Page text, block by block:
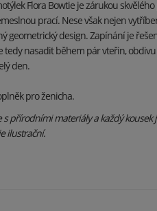
Flora Bowtie je zárukou
prací. Nese však nejen
geometrický design. Zapínání je
tedy nasadit během pár vteřin,
den.
pro ženicha.
s přírodními materiály a každý kousek
ilustrační.